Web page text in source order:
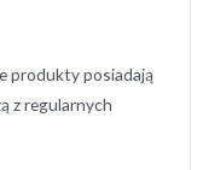
produkty posiadają
z regularnych